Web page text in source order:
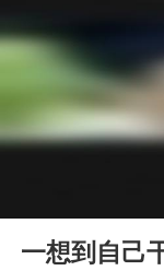
Play
一想到自己